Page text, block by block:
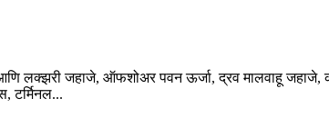
लक्झरी जहाजे, ऑफशोअर पवन ऊर्जा, द्रव मालवाहू जहाजे,
टर्मिनल...